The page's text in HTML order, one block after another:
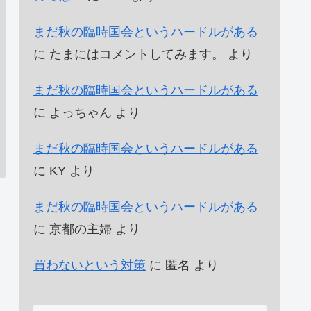
まだ秋の臨時国会というハードルがある
に たまにはコメントしてみます。 より
まだ秋の臨時国会というハードルがある
に よっちゃん より
まだ秋の臨時国会というハードルがある
に KY より
まだ秋の臨時国会というハードルがある
に 京都の主婦 より
買わないという対策 に 匿名 より